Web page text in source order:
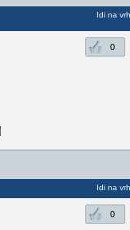
Idi na vrh
0
Idi na vrh
0